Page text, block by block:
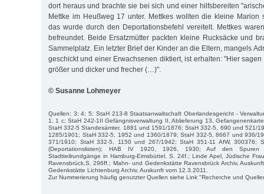
dort heraus und brachte sie bei sich und einer hilfsbereiten
Mettke im Heußweg 17 unter. Mettkes wollten die kleine Marion
das wurde durch den Deportationsbefehl vereitelt. Mettkes
befreundet. Beide Ersatzmütter packten kleine Rucksäcke und
Sammelplatz. Ein letzter Brief der Kinder an die Eltern, mangels
geschickt und einer E­rwachsenen diktiert, ist erhalten: "Hier
größer und dicker und frecher (…)".
© Susanne Lohmeyer
Quellen: 3; 4; 5; StaH 213-8 Staatsanwaltschaft Oberlandesgericht -
1, 1 c; StaH 242-1II Gefängnisverwaltung II, Ablieferung 13,
StaH 332-5 Standesämter, 1881 und 1591/1876; StaH 332-5, 690 und 521/
1285/1901; StaH 332-5, 1952 und 1360/1879; StaH 332-5, 8667 und 936/
371/1910; StaH 332-5, 1150 und 267/1942; StaH 351-11 AfW, 300376;
(Deportationslisten); HAB IV 1920, 1926, 1930; Auf den Spuren
Stadtteilrundgänge in Hamburg-Eimsbüttel, S. 24f.; Linde Apel, Jüdische
Ravensbrück,S. 296ff.; Mahn- und Gedenkstätte Ravensbrück Archiv,
Gedenkstätte Lichtenburg Archiv, Auskunft vom 12.3.2011.
Zur Nummerierung häufig genutzter Quellen siehe Link "Recherche und